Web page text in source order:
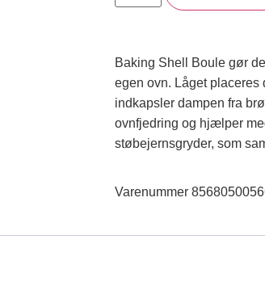
Baking Shell Boule gør
egen ovn. Låget placeres
indkapsler dampen fra
ovnfjedring og hjælper
støbejernsgryder, som
Varenummer